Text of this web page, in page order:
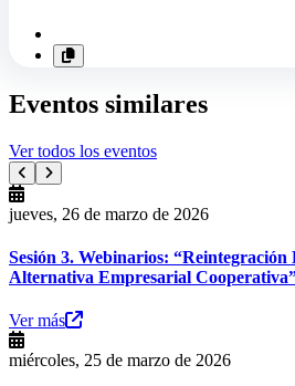
Eventos similares
Ver todos los eventos
jueves, 26 de marzo de 2026
Sesión 3. Webinarios:
Alternativa Empresarial
Ver más
miércoles, 25 de marzo de 2026